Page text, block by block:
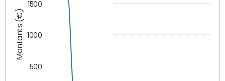
Montants (€)
500
1000
1500